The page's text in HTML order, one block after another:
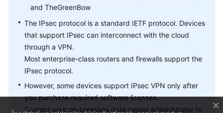
Glossary
Shared
Responsibilities
Service
Level
Agreement
White
and TheGreenBow
The IPsec protocol is a standard IETF protocol. Devices
that support IPsec can interconnect with the cloud
through a VPN.
Most enterprise-class routers and firewalls support the
IPsec protocol.
However, some devices support IPsec VPN only after
you purchase required software licenses.
Contact your on-premises data center administrator to